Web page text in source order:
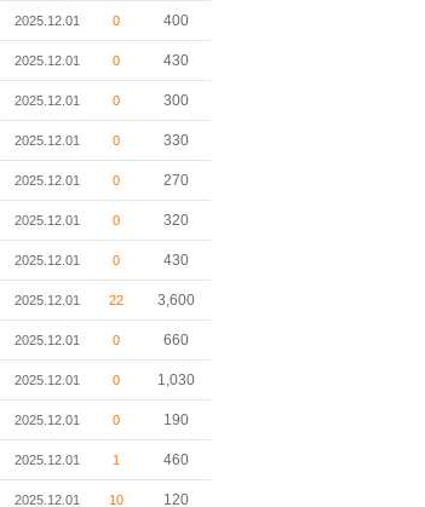
2025.12.01 0 400
2025.12.01 0 430
2025.12.01 0 300
2025.12.01 0 330
2025.12.01 0 270
2025.12.01 0 320
2025.12.01 0 430
2025.12.01 22 3,600
2025.12.01 0 660
2025.12.01 0 1,030
2025.12.01 0 190
2025.12.01 1 460
2025.12.01 10 120